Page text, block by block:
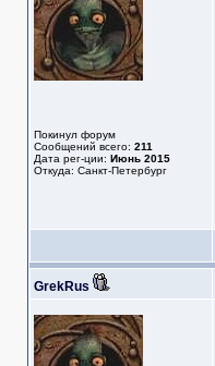
Покинул форум
Сообщений всего: 211
Дата рег-ции: Июнь 2015
Откуда: Санкт-Петербург
GrekRus